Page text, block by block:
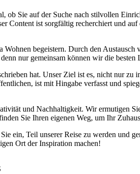
Sie auf der Suche nach stilvollen
ist sorgfältig recherchiert und
begeistern. Durch den
nur gemeinsam können wir die besten
hat. Unser Ziel ist es, nicht nur zu
ist mit Hingabe verfasst und
und Nachhaltigkeit. Wir ermutigen
Sie Ihren eigenen Weg, um Ihr
ein, Teil unserer Reise zu werden und
Ort der Inspiration machen!